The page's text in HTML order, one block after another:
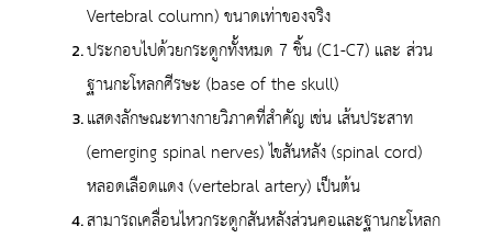
Vertebral column) ขนาดเท่าของจริง
ประกอบไปด้วยกระดูกทั้งหมด 7 ชิ้น (C1-C7) และ ส่วน
ฐานกะโหลกศีรษะ (base of the skull)
แสดงลักษณะทางกายวิภาคที่สำคัญ เช่น เส้นประสาท
(emerging spinal nerves) ไขสันหลัง (spinal cord)
หลอดเลือดแดง (vertebral artery) เป็นต้น
สามารถเคลื่อนไหวกระดูกสันหลังส่วนคอและฐานกะโหลก